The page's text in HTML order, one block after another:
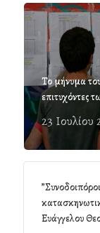
Το μήνυμα
επιτυχόντες
23 Ιουλίου
Ευάγγελου